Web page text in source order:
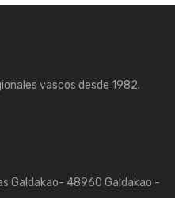
vascos desde 1982.
Galdakao- 48960 Galdakao -